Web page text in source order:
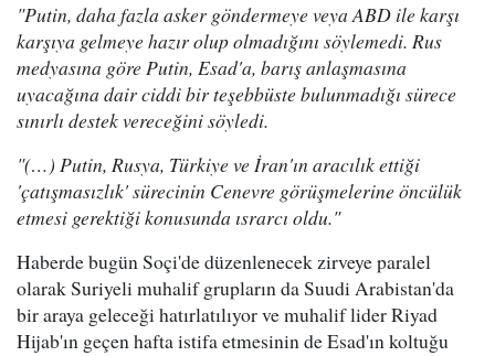
"Putin, daha fazla asker göndermeye veya ABD ile karşı
karşıya gelmeye hazır olup olmadığını söylemedi. Rus
medyasına göre Putin, Esad'a, barış anlaşmasına
uyacağına dair ciddi bir teşebbüste bulunmadığı sürece
sınırlı destek vereceğini söyledi.
"(…) Putin, Rusya, Türkiye ve İran'ın aracılık ettiği
'çatışmasızlık' sürecinin Cenevre görüşmelerine öncülük
etmesi gerektiği konusunda ısrarcı oldu."
Haberde bugün Soçi'de düzenlenecek zirveye paralel
olarak Suriyeli muhalif grupların da Suudi Arabistan'da
bir araya geleceği hatırlatılıyor ve muhalif lider Riyad
Hijab'ın geçen hafta istifa etmesinin de Esad'ın koltuğu